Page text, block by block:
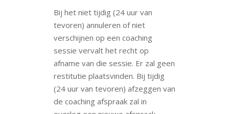
Bij het niet tijdig (24 uur van
tevoren) annuleren of niet
verschijnen op een coaching
sessie vervalt het recht op
afname van die sessie. Er zal geen
restitutie plaatsvinden. Bij tijdig
(24 uur van tevoren) afzeggen van
de coaching afspraak zal in